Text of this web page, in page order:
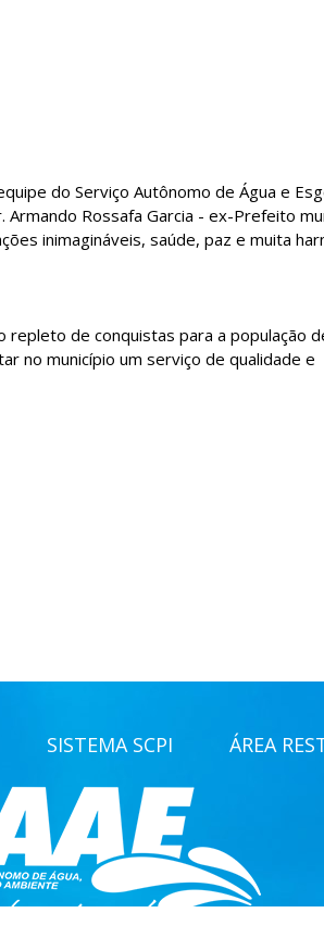
do Serviço Autônomo de Água e
Armando Rossafa Garcia - ex-Prefeito
inimagináveis, saúde, paz e muita
de conquistas para a população
no município um serviço de qualidade e
SISTEMA SCPI ÁREA